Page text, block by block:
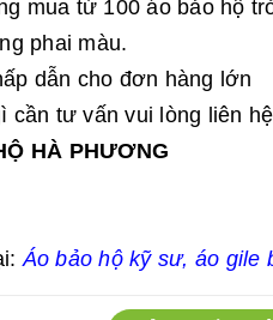
mua từ 100 áo bảo hộ
phai màu.
dẫn cho đơn hàng lớn
cần tư vấn vui lòng liên
HÀ PHƯƠNG
Áo bảo hộ kỹ sư, áo gile